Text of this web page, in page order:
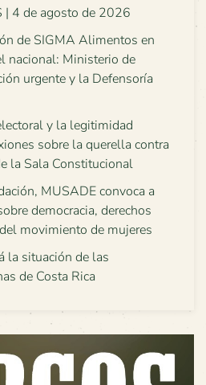
| 4 de agosto de 2026
de SIGMA Alimentos en
nacional: Ministerio de
urgente y la Defensoría
y la legitimidad
sobre la querella contra
la Sala Constitucional
MUSADE convoca a
democracia, derechos
movimiento de mujeres
la situación de las
de Costa Rica